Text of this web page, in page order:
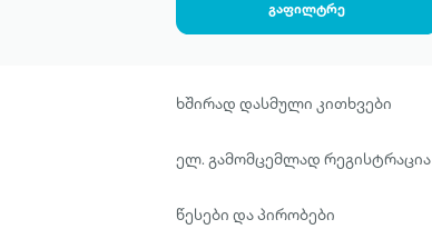
გაფილტრე
ხშირად დასმული კითხვები
ელ. გამომცემლად რეგისტრაცია
წესები და პირობები